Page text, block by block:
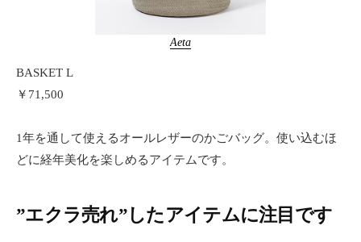
Aeta
BASKET L
￥71,500
1年を通して使えるオールレザーのかごバッグ。使い込むほ
どに経年美化を楽しめるアイテムです。
”エクラ売れ”したアイテムに注目です